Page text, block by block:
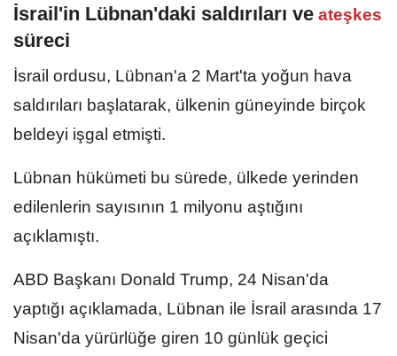
⁠İsrail'in Lübnan'daki saldırıları ve ateşkes
süreci
İsrail ordusu, Lübnan'a 2 Mart'ta yoğun hava
saldırıları başlatarak, ülkenin güneyinde birçok
beldeyi işgal etmişti.
Lübnan hükümeti bu sürede, ülkede yerinden
edilenlerin sayısının 1 milyonu aştığını
açıklamıştı.
ABD Başkanı Donald Trump, 24 Nisan'da
yaptığı açıklamada, Lübnan ile İsrail arasında 17
Nisan'da yürürlüğe giren 10 günlük geçici